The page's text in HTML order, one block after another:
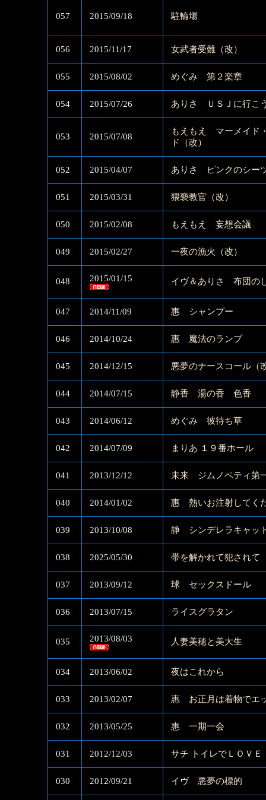
057 2015/09/18 駐輪場
056 2015/11/17 女武者受難（改）
055 2015/08/02 めぐみ 第２楽章
054 2015/07/26 ありさ ＵＳＪに行こ
053 2015/07/08
もえもえ マーメイド
ド（改）
052 2015/04/07 ありさ ピンクのシー
051 2015/03/31 猥褻教官（改）
050 2015/02/08 もえもえ 妄想会議
049 2015/02/27 一夜の漁火（改）
048 2015/01/15 イヴ＆ありさ 布団の
047 2014/11/09 惠 シャンプー
046 2014/10/24 惠 魔法のランプ
045 2014/12/15 悪夢のナースコール（
044 2014/07/15 静香 湯の香 色香
043 2014/06/12 めぐみ 彼待ち草
042 2014/07/09 まりあ １９番ホール
041 2013/12/12 未来 ジムノペティ第
040 2014/01/02 惠 熱いお注射してく
039 2013/10/08 静 シンデレラキャッ
038 2025/05/30 帯を解かれて犯されて
037 2013/09/12 球 セックスドール
036 2013/07/15 ライスグラタン
035 2013/08/03 人妻美穂と美大生
034 2013/06/02 夜はこれから
033 2013/02/07 惠 お正月は着物でエ
032 2013/05/25 惠 一期一会
031 2012/12/03 サチ トイレでＬＯＶＥ
030 2012/09/21 イヴ 悪夢の標的